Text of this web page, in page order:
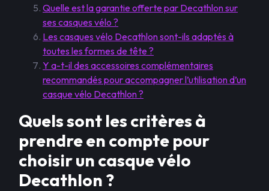
Quelle est la garantie offerte par Decathlon sur
ses casques vélo ?
Les casques vélo Decathlon sont-ils adaptés à
toutes les formes de tête ?
Y a-t-il des accessoires complémentaires
recommandés pour accompagner l’utilisation d’un
casque vélo Decathlon ?
Quels sont les critères à
prendre en compte pour
choisir un casque vélo
Decathlon ?